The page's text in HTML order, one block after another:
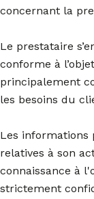
concernant la
Le prestataire
conforme à
principalement
les besoins du
Les informations
relatives à son
connaissance à
strictement